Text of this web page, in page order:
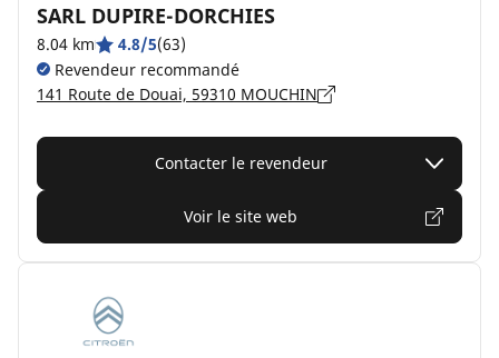
SARL DUPIRE-DORCHIES
8.04 km 4.8/5(63)
Revendeur recommandé
141 Route de Douai, 59310 MOUCHIN
Contacter le revendeur
Voir le site web